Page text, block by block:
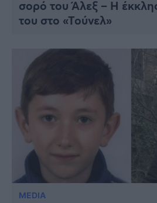
σορό του Άλεξ – Η
του στο «Τούνελ»
MEDIA